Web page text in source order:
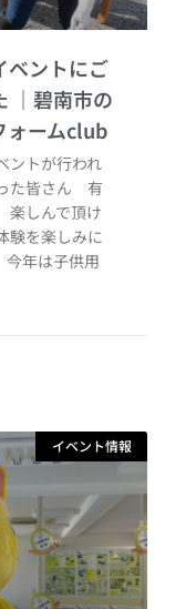
ベントにご
ントが行われ
た皆さん 有
しんで頂け
験を楽しみに
年は子供用
イベント情報